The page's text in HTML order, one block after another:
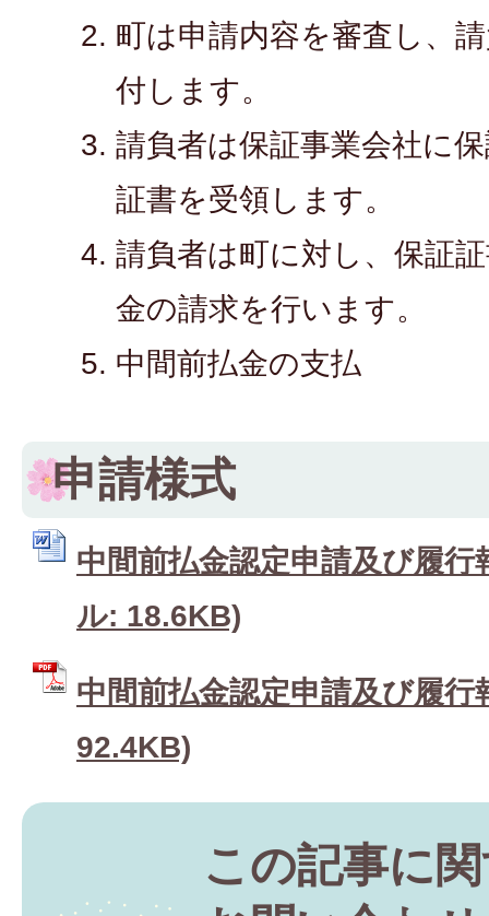
町は申請内容を審査し、
付します。
請負者は保証事業会社に
証書を受領します。
請負者は町に対し、保証
金の請求を行います。
中間前払金の支払
申請様式
中間前払金認定申請及び履
ル: 18.6KB)
中間前払金認定申請及び履
92.4KB)
この記事に